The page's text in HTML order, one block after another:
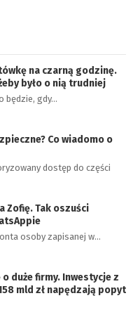
na czarną godzinę.
było o nią trudniej
będzie, gdy…
Co wiadomo o
dostęp do części
Zofię. Tak oszuści
osoby zapisanej w…
duże firmy. Inwestycje z
mld zł napędzają popyt